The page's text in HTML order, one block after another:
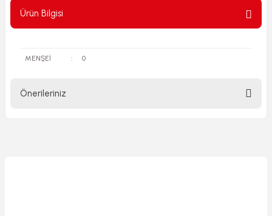
Ürün Bilgisi
MENŞEİ : 0
Önerileriniz